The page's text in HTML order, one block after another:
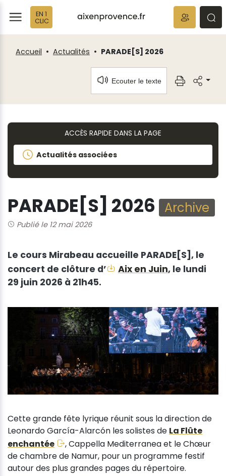
EN 1
CLIC
Accueil Actualités PARADE[S] 2026
Ecouter le texte
ACCÈS RAPIDE DANS LA PAGE
Actualités associées
PARADE[S] 2026 Archive
Publié le 12 mai 2026
Le cours Mirabeau accueille PARADE[S], le
concert de clôture d’
Aix en Juin, le lundi
29 juin 2026 à 21h45.
Cette grande fête lyrique réunit sous la direction de
Leonardo García-Alarcón les solistes de La Flûte
enchantée
, Cappella Mediterranea et le Chœur
de chambre de Namur, pour un programme festif
autour des plus grandes pages du répertoire.
Fenêtre
de
chat
Panneau de gestion des cookies